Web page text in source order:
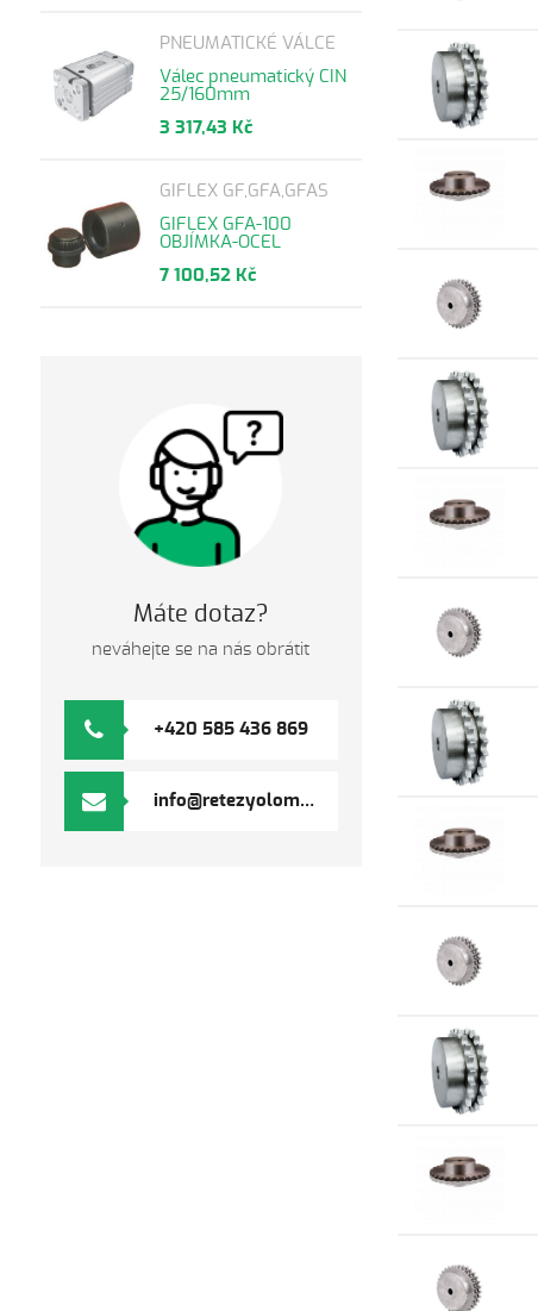
PNEUMATICKÉ VÁLCE
Válec pneumatický CIN
25/160mm
3 317,43 Kč
GIFLEX GF,GFA,GFAS
GIFLEX GFA-100
OBJÍMKA-OCEL
7 100,52 Kč
Máte dotaz?
neváhejte se na nás obrátit
+420 585 436 869
info@retezyolomouc.cz